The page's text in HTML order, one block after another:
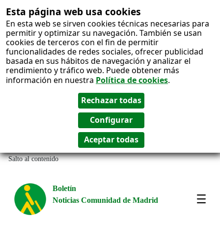
Esta página web usa cookies
En esta web se sirven cookies técnicas necesarias para
permitir y optimizar su navegación. También se usan
cookies de terceros con el fin de permitir
funcionalidades de redes sociales, ofrecer publicidad
basada en sus hábitos de navegación y analizar el
rendimiento y tráfico web. Puede obtener más
información en nuestra Política de cookies.
Salto al contenido
Boletín
Noticias Comunidad de Madrid